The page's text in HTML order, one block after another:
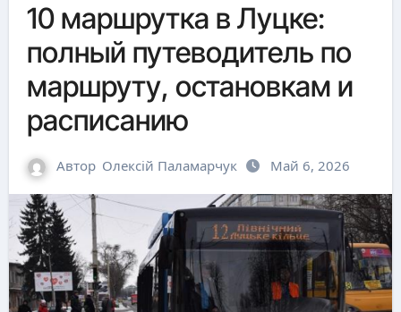
10 маршрутка в Луцке:
полный путеводитель по
маршруту, остановкам и
расписанию
Автор Олексій Паламарчук Май 6, 2026